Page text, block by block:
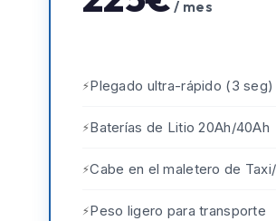
/ mes
Plegado ultra-rápido (3 seg)
Baterías de Litio 20Ah/40Ah
Cabe en el maletero de
Peso ligero para transporte